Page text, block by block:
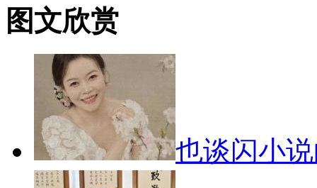
图文欣赏
也谈闪小